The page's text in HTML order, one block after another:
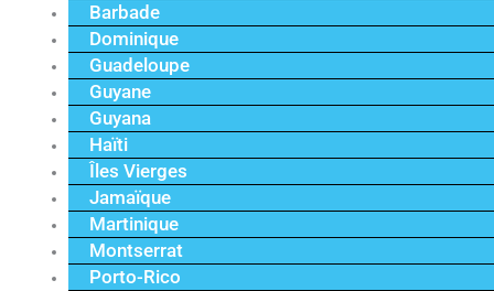
Barbade
Dominique
Guadeloupe
Guyane
Guyana
Haïti
Îles Vierges
Jamaïque
Martinique
Montserrat
Porto-Rico